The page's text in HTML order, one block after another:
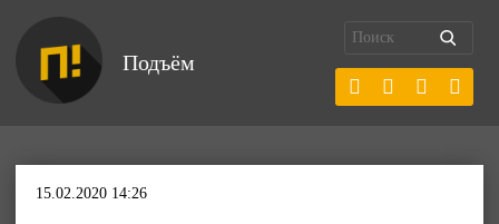
Подъём
15.02.2020 14:26